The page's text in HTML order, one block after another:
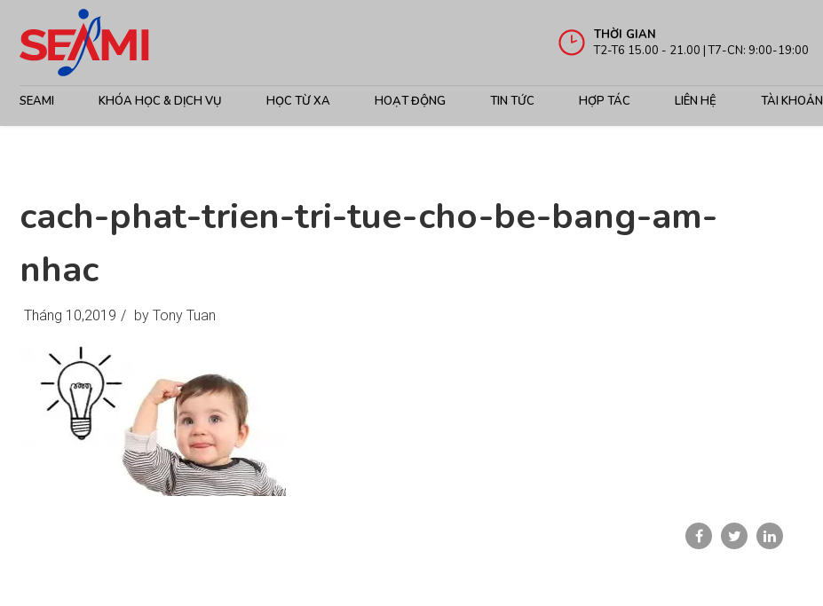
THỜI GIAN
T2-T6 15.00 - 21.00 | T7-CN: 9:00-19:00
SEAMI KHÓA HỌC & DỊCH VỤ HỌC TỪ XA HOẠT ĐỘNG TIN TỨC HỢP TÁC LIÊN HỆ TÀI KHOẢN
cach-phat-trien-tri-tue-cho-be-bang-am-
nhac
Tháng 10,2019 / by Tony Tuan